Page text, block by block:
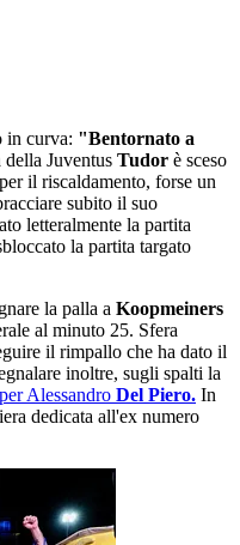
in curva: "Bentornato a
Juventus Tudor è sceso
il riscaldamento, forse un
subito il suo
letteralmente la partita
la partita targato
la palla a Koopmeiners
al minuto 25. Sfera
il rimpallo che ha dato il
inoltre, sugli spalti la
Alessandro Del Piero. In
dedicata all'ex numero